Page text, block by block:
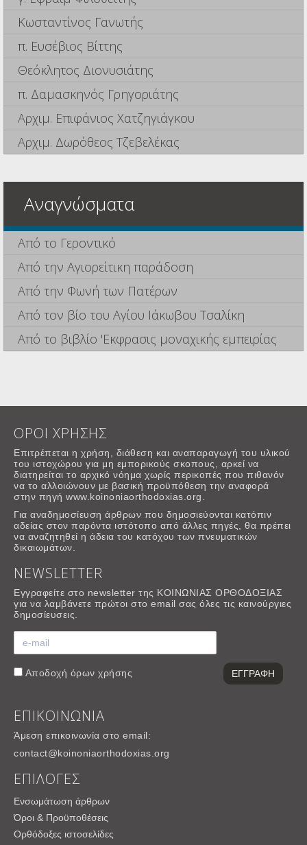
Κωσταντίνος Γανωτής
π. Ευσέβιος Βίττης
Θεόκλητος Διονυσιάτης
π. Δαμασκηνός Γρηγοριάτης
Αρχιμ. Επιφάνιος Χατζηγιάγκου
Αρχιμ. Δωρόθεος Τζεβελέκας
Αναγνώσματα
Από το Γεροντικό
Από την Αγιορείτικη παράδοση
Από την Φωνή των Πατέρων
Από τον βίο του Αγίου Ιάκωβου Τσαλίκη
Από το βιβλίο 'Εκφρασις μοναχικής εμπειρίας
ΟΡΟΙ ΧΡΗΣΗΣ
Επιτρέπεται η χρήση, διάθεση και αναπαραγωγή του υλικού
του ιστοχώρου για μη εμπορικούς σκοπους, αρκεί να
διατηρείται το αρχικό νόημα χωρίς περικοπές που πιθανόν
να το αλλοιώνουν με βασική προϋπόθεση την αναφορά
στην πηγή www.koinoniaorthodoxias.org.
Για αναδημοσίευση άρθρων που δημοσιεύονται κατόπιν
αδείας στον παρόντα ιστότοπο από άλλες πηγές, θα πρέπει
να αναζητηθεί η άδεια του κατόχου των πνευματικών
δικαιωμάτων.
NEWSLETTER
Εγγραφείτε στο newsletter της ΚΟΙΝΩΝΙΑΣ ΟΡΘΟΔΟΞΙΑΣ
για να λαμβάνετε πρώτοι στο email σας όλες τις καινούργιες
δημοσίευσεις.
Αποδοχή όρων χρήσης
ΕΠΙΚΟΙΝΩΝΙΑ
Άμεση επικοινωνία στο email:
contact@koinoniaorthodoxias.org
ΕΠΙΛΟΓΕΣ
Ενσωμάτωση άρθρων
Όροι & Προϋποθέσεις
Ορθόδοξες ιστοσελίδες